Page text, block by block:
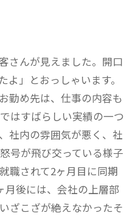
さんが見えました。開口
よ」とおっしゃいます。
勤め先は、仕事の内容も
はすばらしい実績の一つ
社内の雰囲気が悪く、社
号が飛び交っている様子
職されて2ヶ月目に同期
月後には、会社の上層部
ざこざが絶えなかったそ